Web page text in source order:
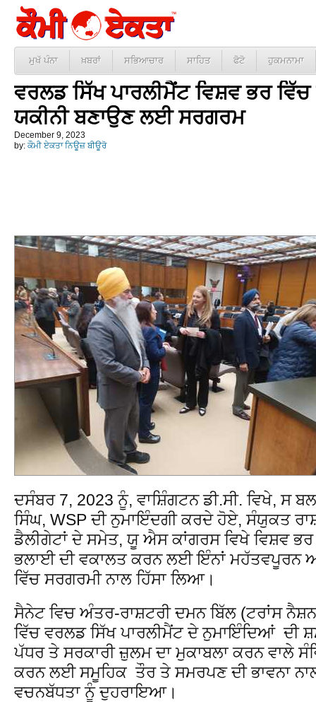
ਮੁਖੱ ਪੰਨਾ ਖ਼ਬਰਾਂ ਸਭਿਆਚਾਰ ਸਾਹਿਤ ਫੋਟੋ ਹੁਕਮਨਾਮਾ
ਵਰਲਡ ਸਿੱਖ ਪਾਰਲੀਮੈਂਟ ਵਿਸ਼ਵ ਭਰ
ਯਕੀਨੀ ਬਣਾਉਣ ਲਈ ਸਰਗਰਮ
December 9, 2023
by: ਕੌਮੀ ਏਕਤਾ ਨਿਊਜ਼ ਬੀਊਰੋ
ਦਸੰਬਰ 7, 2023 ਨੂੰ, ਵਾਸ਼ਿੰਗਟਨ ਡੀ.ਸੀ. ਵਿਖੇ, ਸ
ਸਿੰਘ, WSP ਦੀ ਨੁਮਾਇੰਦਗੀ ਕਰਦੇ ਹੋਏ, ਸੰਯੁਕਤ
ਡੈਲੀਗੇਟਾਂ ਦੇ ਸਮੇਤ, ਯੂ ਐਸ ਕਾਂਗਰਸ ਵਿਖੇ ਵਿਸ਼ਵ
ਭਲਾਈ ਦੀ ਵਕਾਲਤ ਕਰਨ ਲਈ ਇੰਨਾਂ ਮਹੱਤਵਪੂਰਨ
ਵਿੱਚ ਸਰਗਰਮੀ ਨਾਲ ਹਿੱਸਾ ਲਿਆ।
ਸੈਨੇਟ ਵਿਚ ਅੰਤਰ-ਰਾਸ਼ਟਰੀ ਦਮਨ ਬਿੱਲ (ਟਰਾਂਸ
ਵਿੱਚ ਵਰਲਡ ਸਿੱਖ ਪਾਰਲੀਮੈਂਟ ਦੇ ਨੁਮਾਇੰਦਿਆਂ ਦੀ
ਪੱਧਰ ਤੇ ਸਰਕਾਰੀ ਜ਼ੁਲਮ ਦਾ ਮੁਕਾਬਲਾ ਕਰਨ ਵਾਲੇ
ਕਰਨ ਲਈ ਸਮੂਹਿਕ ਤੌਰ ਤੇ ਸਮਰਪਣ ਦੀ ਭਾਵਨਾ
ਵਚਨਬੱਧਤਾ ਨੂੰ ਦੁਹਰਾਇਆ।